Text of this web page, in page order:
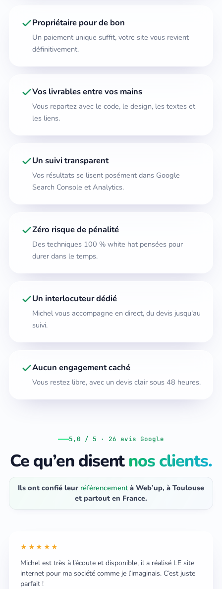
Propriétaire pour de bon
Un paiement unique suffit, votre site vous revient
définitivement.
Vos livrables entre vos mains
Vous repartez avec le code, le design, les textes et
les liens.
Un suivi transparent
Vos résultats se lisent posément dans Google
Search Console et Analytics.
Zéro risque de pénalité
Des techniques 100 % white hat pensées pour
durer dans le temps.
Un interlocuteur dédié
Michel vous accompagne en direct, du devis jusqu’au
suivi.
Aucun engagement caché
Vous restez libre, avec un devis clair sous 48 heures.
5,0 / 5 · 26 avis Google
Ce qu’en disentnos clients.
Ils ont confié leur référencementà Web’up, à Toulouse
et partout en France.
★★★★★
Michel est très à l’écoute et disponible, il a réalisé LE site
internet pour ma société comme je l’imaginais. C’est juste
parfait !